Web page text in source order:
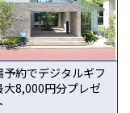
予約でデジタルギフ
大8,000円分プレゼ